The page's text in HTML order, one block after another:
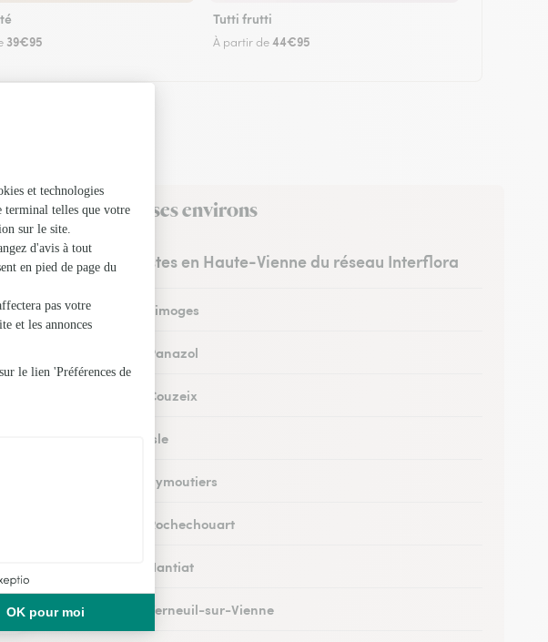
39€95
Tutti frutti
À partir de44€95
et dans ses environs
Les fleuristes en Haute-Vienne du réseau Interflora
Fleuristes à Limoges
Fleuristes à Panazol
Fleuristes à Couzeix
Fleuristes à Isle
Fleuristes à Eymoutiers
Fleuristes à Rochechouart
Fleuristes à Nantiat
Fleuristes à Verneuil-sur-Vienne